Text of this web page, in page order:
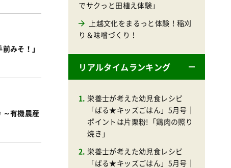
みそ！」
有機農産
でサクっと田植え体験」
上越文化をまるっと体験！稲刈
り＆味噌づくり！
リアルタイムランキング
栄養士が考えた幼児食レシピ
「ぱる★キッズごはん」5月号｜
ポイントは片栗粉!「鶏肉の照り
焼き」
栄養士が考えた幼児食レシピ
「ぱる★キッズごはん」5月号｜